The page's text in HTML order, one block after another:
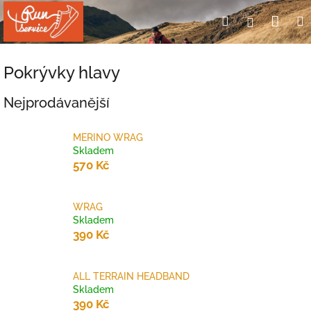
na
obsah
HledatPřihlášení
Pokrývky hlavy
Nejprodávanější
MERINO WRAG
Skladem
570 Kč
WRAG
Skladem
390 Kč
ALL TERRAIN HEADBAND
Skladem
390 Kč